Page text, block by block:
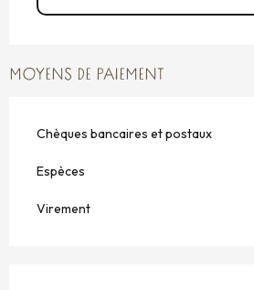
MOYENS DE PAIEMENT
Chèques bancaires et postaux
Espèces
Virement